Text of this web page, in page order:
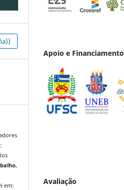
,
em:
Apoio e Financiamento
Avaliação